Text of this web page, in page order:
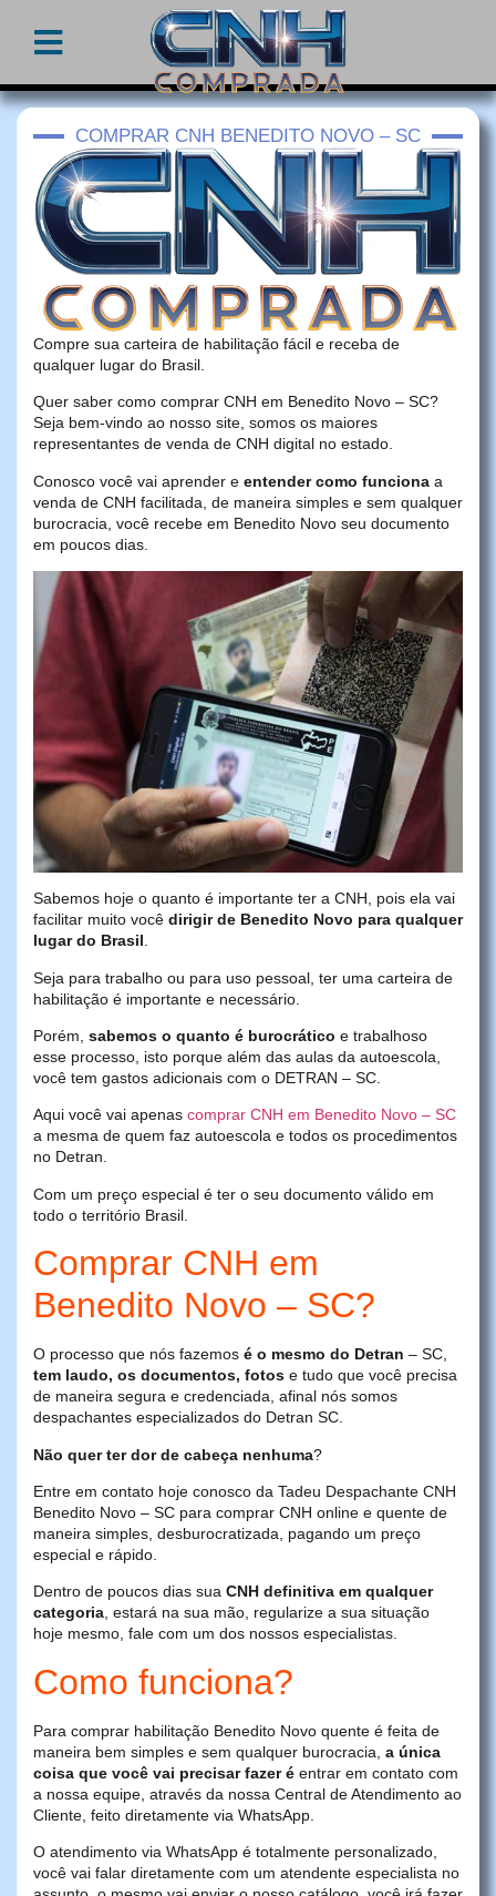
COMPRAR CNH BENEDITO NOVO – SC
Compre sua carteira de habilitação fácil e receba de
qualquer lugar do Brasil.
Quer saber como comprar CNH em Benedito Novo – SC?
Seja bem-vindo ao nosso site, somos os maiores
representantes de venda de CNH digital no estado.
Conosco você vai aprender e entender como funciona a
venda de CNH facilitada, de maneira simples e sem qualquer
burocracia, você recebe em Benedito Novo seu documento
em poucos dias.
Sabemos hoje o quanto é importante ter a CNH, pois ela vai
facilitar muito você dirigir de Benedito Novo para qualquer
lugar do Brasil.
Seja para trabalho ou para uso pessoal, ter uma carteira de
habilitação é importante e necessário.
Porém, sabemos o quanto é burocrático e trabalhoso
esse processo, isto porque além das aulas da autoescola,
você tem gastos adicionais com o DETRAN – SC.
Aqui você vai apenas comprar CNH em Benedito Novo – SC
a mesma de quem faz autoescola e todos os procedimentos
no Detran.
Com um preço especial é ter o seu documento válido em
todo o território Brasil.
Comprar CNH em
Benedito Novo – SC?
O processo que nós fazemos é o mesmo do Detran – SC,
tem laudo, os documentos, fotos e tudo que você precisa
de maneira segura e credenciada, afinal nós somos
despachantes especializados do Detran SC.
Não quer ter dor de cabeça nenhuma?
Entre em contato hoje conosco da Tadeu Despachante CNH
Benedito Novo – SC para comprar CNH online e quente de
maneira simples, desburocratizada, pagando um preço
especial e rápido.
Dentro de poucos dias sua CNH definitiva em qualquer
categoria, estará na sua mão, regularize a sua situação
hoje mesmo, fale com um dos nossos especialistas.
Como funciona?
Para comprar habilitação Benedito Novo quente é feita de
maneira bem simples e sem qualquer burocracia, a única
coisa que você vai precisar fazer é entrar em contato com
a nossa equipe, através da nossa Central de Atendimento ao
Cliente, feito diretamente via WhatsApp.
O atendimento via WhatsApp é totalmente personalizado,
você vai falar diretamente com um atendente especialista no